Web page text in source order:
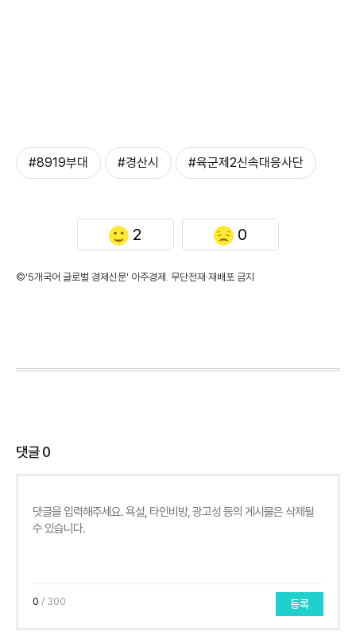
#8919부대 #경산시 #육군제2신속대응사단
2 0
©'5개국어 글로벌 경제신문' 아주경제. 무단전재·재배포 금지
댓글0
0 / 300 등록